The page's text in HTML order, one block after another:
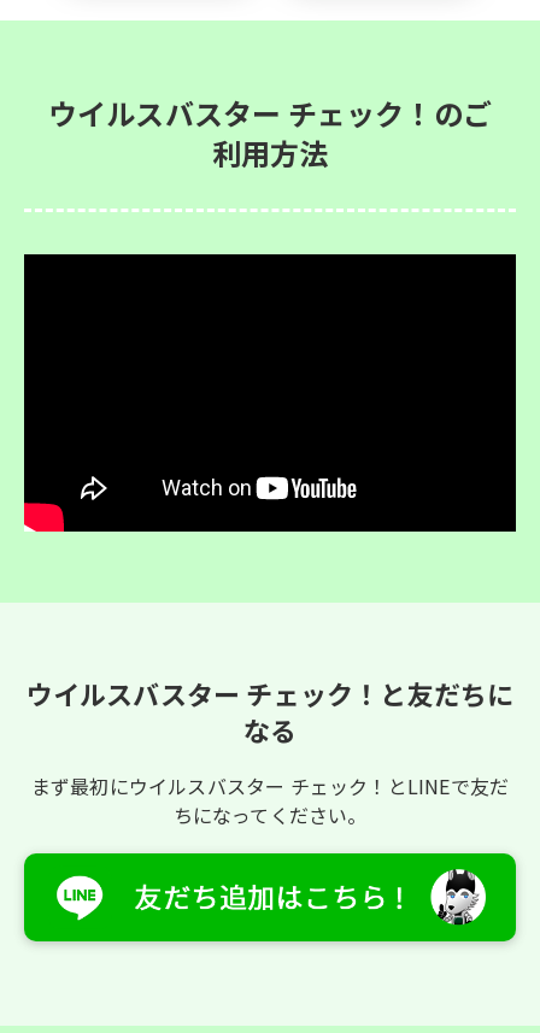
ウイルスバスター チェック！のご
利用方法
ウイルスバスター チェック！と友だちに
なる
まず最初にウイルスバスター チェック！とLINEで友だ
ちになってください。